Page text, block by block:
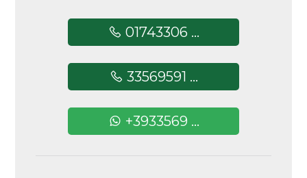
01743306 ...
33569591 ...
+3933569 ...